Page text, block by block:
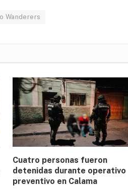
Wanderers
Cuatro personas fueron
detenidas durante operativo
preventivo en Calama